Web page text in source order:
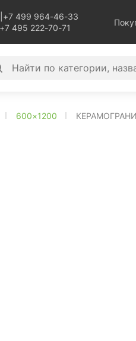
+7 499 964-46-33
+7 495 222-70-71
600×1200